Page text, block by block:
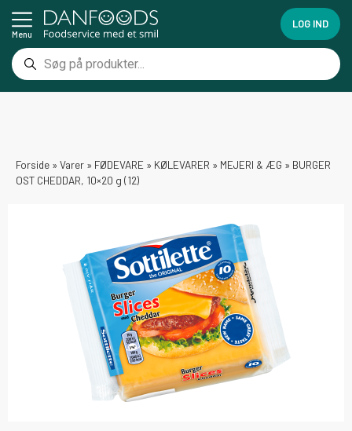
Menu
LOG IND
Forside » Varer » FØDEVARE » KØLEVARER » MEJERI & ÆG » BURGER
OST CHEDDAR, 10×20 g (12)